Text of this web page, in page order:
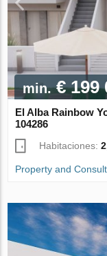
min.€ 199
El Alba Rainbow
104286
Habitaciones:
Property and